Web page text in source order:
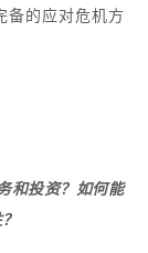
备的应对危机方
和投资？如何能